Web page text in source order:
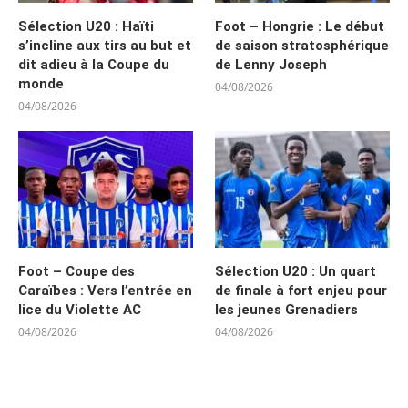
Sélection U20 : Haïti
s’incline aux tirs au but et
dit adieu à la Coupe du
monde
04/08/2026
Foot – Hongrie : Le début
de saison stratosphérique
de Lenny Joseph
04/08/2026
Foot – Coupe des
Caraïbes : Vers l’entrée en
lice du Violette AC
04/08/2026
Sélection U20 : Un quart
de finale à fort enjeu pour
les jeunes Grenadiers
04/08/2026